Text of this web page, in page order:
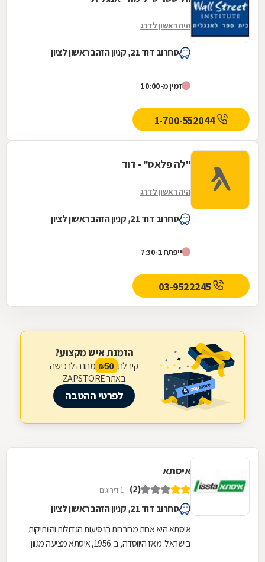
היה ראשון לדרג
סחרוב דוד 21, קניון הזהב ראשון לציון
זמין מ-10:00
1-700-552044
"לה פלאס" - דוד
היה ראשון לדרג
סחרוב דוד 21, קניון הזהב ראשון לציון
ייפתח ב-7:30
03-9522245
הזמנת איש מקצוע?
קיבלת 50
₪ מתנה לרכישה
באתר ZAPSTORE
לפרטי ההטבה
איסתא
(2) 1 דירוגים
סחרוב דוד 21, קניון הזהב ראשון לציון
איסתא היא אחת מחברות הנסיעות הגדולות והוותיקות
בישראל. מאז היווסדה, ב-1956, איסתא מציעה מגוון